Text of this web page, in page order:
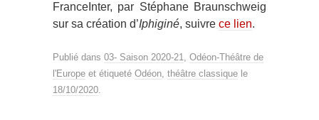
FranceInter, par Stéphane Braunschweig
sur sa création d’Iphiginé, suivre ce lien.
Publié dans 03- Saison 2020-21, Odéon-Théâtre de
l'Europe et étiqueté Odéon, théâtre classique le
18/10/2020.